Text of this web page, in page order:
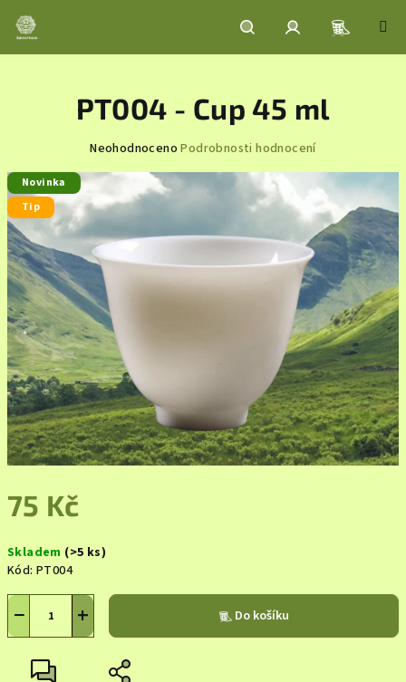
obsah
HledatPřihlášeníNákupní
75 Kč
cena:
Skladem (>5 ks)
Kód: PT004
+
− Do košíku
PT004 - Cup 45 ml
Průměrné
produktu
je
0,0
z
5
hvězdiček.
Neohodnoceno Podrobnosti hodnocení
Novinka
Tip